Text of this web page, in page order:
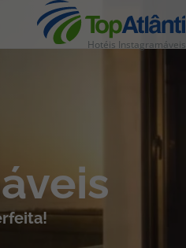
Hotéis Instagramáveis